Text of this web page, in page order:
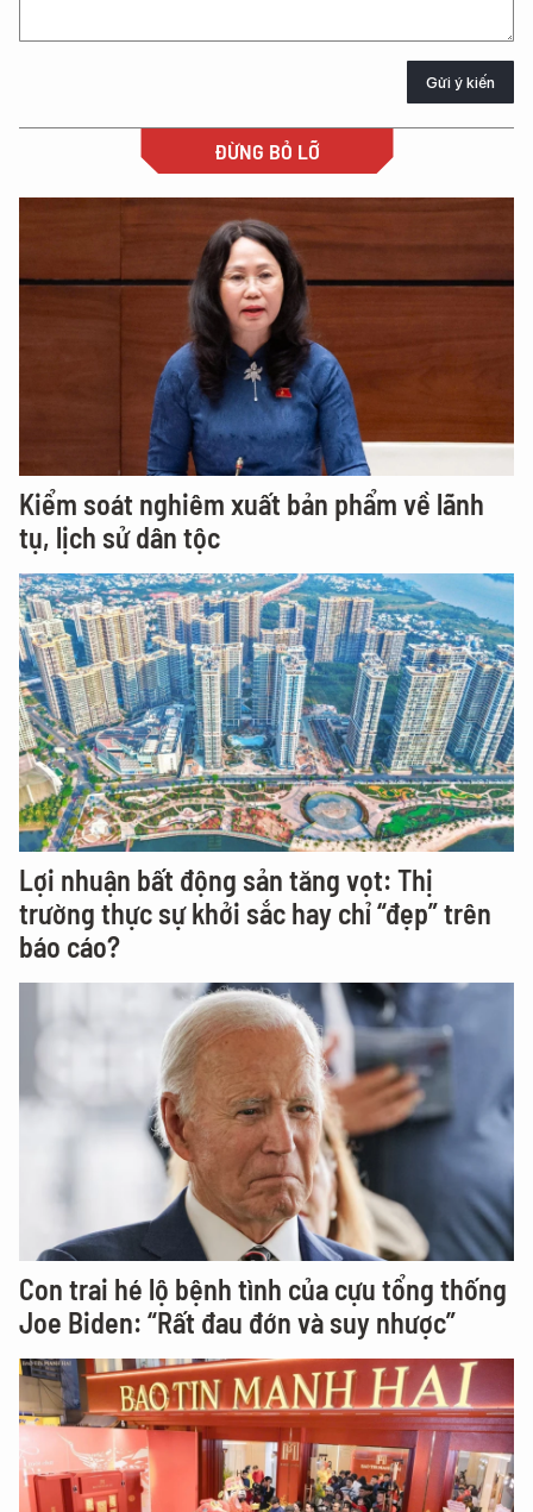
Gửi ý kiến
ĐỪNG BỎ LỠ
Kiểm soát nghiêm xuất bản phẩm về lãnh
tụ, lịch sử dân tộc
Lợi nhuận bất động sản tăng vọt: Thị
trường thực sự khởi sắc hay chỉ “đẹp” trên
báo cáo?
Con trai hé lộ bệnh tình của cựu tổng thống
Joe Biden: “Rất đau đớn và suy nhược”